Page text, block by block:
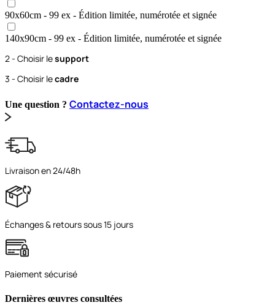
90x60cm - 99 ex - Édition limitée, numérotée et signée
140x90cm - 99 ex - Édition limitée, numérotée et signée
2 - Choisir lesupport
3 - Choisir lecadre
Une question ? Contactez-nous
Livraison en 24/48h
Échanges & retours sous 15 jours
Paiement sécurisé
Dernières œuvres consultées